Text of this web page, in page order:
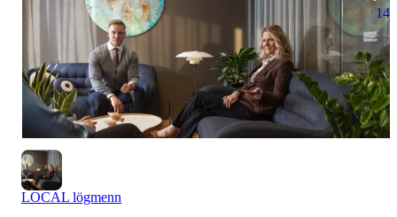
14
LOCAL lögmenn